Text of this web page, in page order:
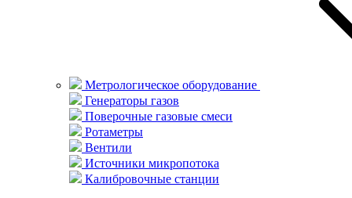
Метрологическое оборудование
Генераторы газов
Поверочные газовые смеси
Ротаметры
Вентили
Источники микропотока
Калибровочные станции